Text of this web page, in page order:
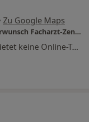
Zu Google Maps
Amedes Barkhof Hamburg Kinderwunsch Facharzt-Zentrum Pränatale Medizin, Osteologie und Endokrinologie GmbH
Dieser Arzt bzw. diese Ärztin bietet keine Online-Terminbuchung an diesem Standort an.